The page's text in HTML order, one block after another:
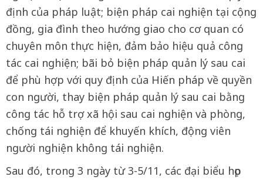
định của pháp luật; biện pháp cai nghiện tại cộng
đồng, gia đình theo hướng giao cho cơ quan có
chuyên môn thực hiện, đảm bảo hiệu quả công
tác cai nghiện; bãi bỏ biện pháp quản lý sau cai
để phù hợp với quy định của Hiến pháp về quyền
con người, thay biện pháp quản lý sau cai bằng
công tác hỗ trợ xã hội sau cai nghiện và phòng,
chống tái nghiện để khuyến khích, động viên
người nghiện không tái nghiện.
Sau đó, trong 3 ngày từ 3-5/11, các đại biểu họp